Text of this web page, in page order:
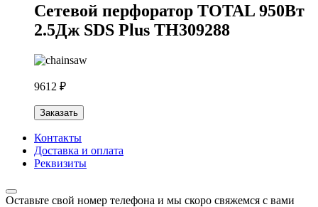
Сетевой перфоратор TOTAL 950Вт
2.5Дж SDS Plus TH309288
9612 ₽
Заказать
Контакты
Доставка и оплата
Реквизиты
Оставьте свой номер телефона и мы скоро свяжемся с вами